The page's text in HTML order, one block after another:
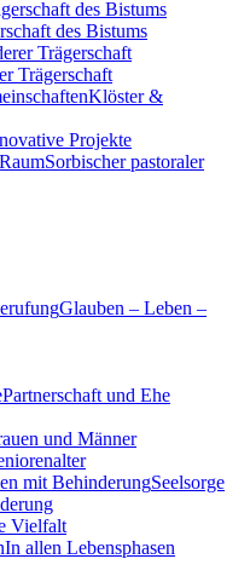
des Bistums
Trägerschaft
Klöster &
Projekte
Sorbischer pastoraler
Glauben – Leben –
Partnerschaft und Ehe
und Männer
Seelsorge
Vielfalt
In allen Lebensphasen